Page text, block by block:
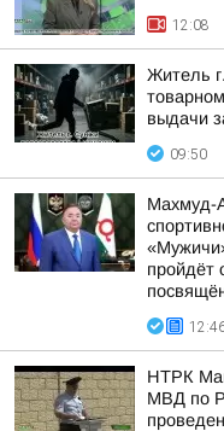
12:08
Житель
выдачи
09:50
Махмуд-
пройдёт
НТРК
МВД по